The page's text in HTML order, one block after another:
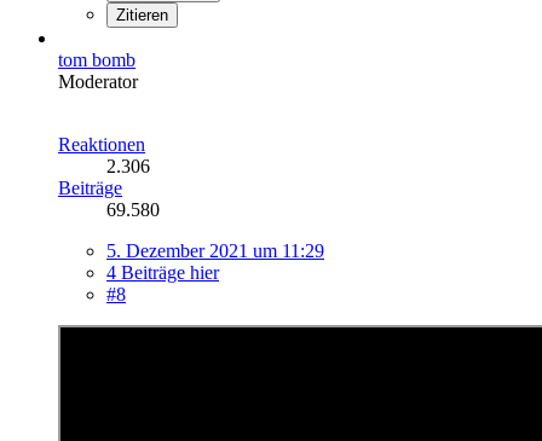
Zitieren
tom bomb
Moderator
Reaktionen
2.306
Beiträge
69.580
5. Dezember 2021 um 11:29
4 Beiträge hier
#8